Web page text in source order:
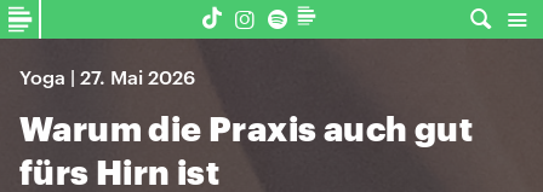
Yoga | 27. Mai 2026
Warum die Praxis auch gut
fürs Hirn ist